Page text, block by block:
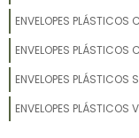
ENVELOPES PLÁSTICOS
ENVELOPES PLÁSTICOS
ENVELOPES PLÁSTICOS
ENVELOPES PLÁSTICOS